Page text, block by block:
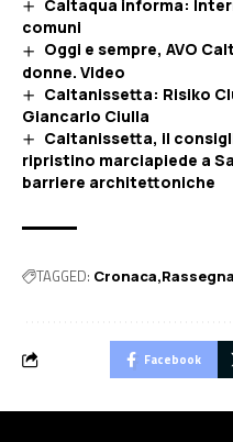
Caltaqua informa:
comuni
Oggi e sempre, AVO
donne. Video
Caltanissetta: Risiko
Giancarlo Ciulla
Caltanissetta, il
ripristino marciapiede a
barriere architettoniche
TAGGED: Cronaca
Facebook